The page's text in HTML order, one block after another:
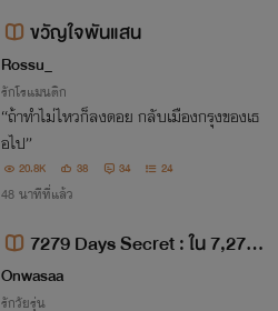
ขวัญใจพันแสน
Rossu_
รักโรแมนติก
“ถ้าทำไม่ไหวก็ลงดอย กลับเมืองกรุงของเธ
อไป”
20.8K 38 34 24
48 นาทีที่แล้ว
7279 Days Secret : ใน 7,279
วันนั้นมีความลับของฉันอยู่ (E-Boo
Onwasaa
รักวัยรุ่น